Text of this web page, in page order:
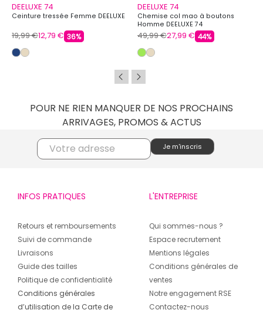
DEELUXE 74
Ceinture tressée Femme DEELUXE
19,99 €12,79 € 36%
DEELUXE 74
Chemise col mao à boutons
Homme DEELUXE 74
49,99 €27,99 € 44%
POUR NE RIEN MANQUER DE NOS PROCHAINS
ARRIVAGES, PROMOS & ACTUS
INFOS PRATIQUES
Retours et remboursements
Suivi de commande
Livraisons
Guide des tailles
Politique de confidentialité
Conditions générales
d’utilisation de la Carte de
L'ENTREPRISE
Qui sommes-nous ?
Espace recrutement
Mentions légales
Conditions générales de
ventes
Notre engagement RSE
Contactez-nous